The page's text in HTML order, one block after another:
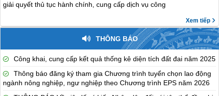
giải quyết thủ tục hành chính, cung cấp dịch vụ công
Xem tiếp
THÔNG BÁO
Công khai, cung cấp kết quả thống kê diện tích đất đai năm 2025
Thông báo đăng ký tham gia Chương trình tuyển chọn lao động
ngành nông nghiệp, ngư nghiệp theo Chương trình EPS năm 2026